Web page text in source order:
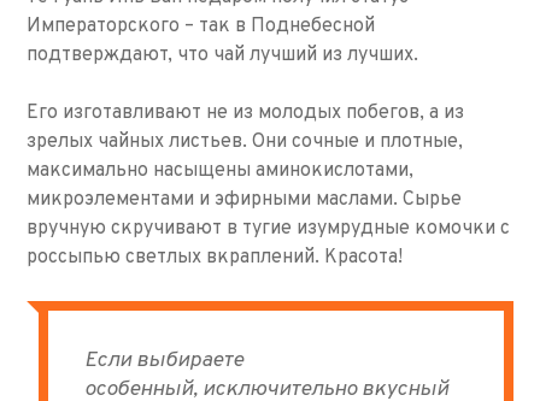
Императорского – так в Поднебесной
подтверждают, что чай лучший из лучших.
Его изготавливают не из молодых побегов, а из
зрелых чайных листьев. Они сочные и плотные,
максимально насыщены аминокислотами,
микроэлементами и эфирными маслами. Сырье
вручную скручивают в тугие изумрудные комочки с
россыпью светлых вкраплений. Красота!
Если выбираете
особенный, исключительно вкусный